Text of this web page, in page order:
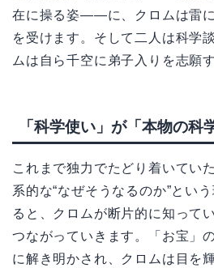
在に操る姿——に、クロムは雷
を受けます。そして二人は科学
ムは自ら千空に弟子入りを志願
「科学使い」が「本物の科
これまで独力でたどり着いてい
系的な“なぜそうなるのか”とい
ると、クロムが断片的に知って
つながっていきます。「お宝」
に解き明かされ、クロムは目を